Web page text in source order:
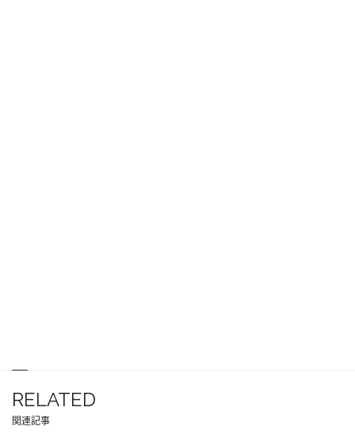
RELATED
関連記事